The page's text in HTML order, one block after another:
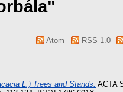
"
Atom RSS 1.0
L.) Trees and Stands. ACTA